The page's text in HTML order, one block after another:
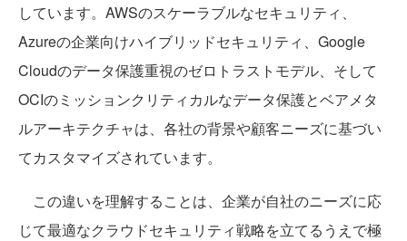
しています。AWSのスケーラブルなセキュリティ、
Azureの企業向けハイブリッドセキュリティ、Google
Cloudのデータ保護重視のゼロトラストモデル、そして
OCIのミッションクリティカルなデータ保護とベアメタ
ルアーキテクチャは、各社の背景や顧客ニーズに基づい
てカスタマイズされています。
この違いを理解することは、企業が自社のニーズに応
じて最適なクラウドセキュリティ戦略を立てるうえで極